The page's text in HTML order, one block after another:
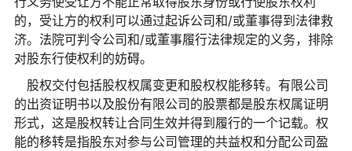
的，受让方的权利可以通过起诉公司和/或董事得到法律救
济。法院可判令公司和/或董事履行法律规定的义务，排除
对股东行使权利的妨碍。
股权交付包括股权权属变更和股权权能移转。有限公司
的出资证明书以及股份有限公司的股票都是股东权属证明
形式，这是股权转让合同生效并得到履行的一个记载。权
能的移转是指股东对参与公司管理的共益权和分配公司盈